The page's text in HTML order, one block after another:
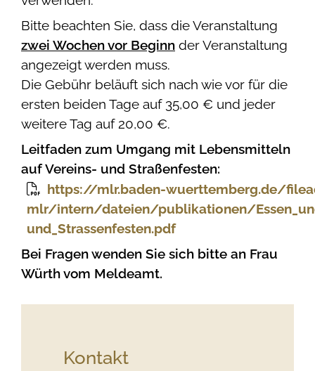
Bitte beachten Sie, dass die Veranstaltung
zwei Wochen vor Beginn der Veranstaltung
angezeigt werden muss.
Die Gebühr beläuft sich nach wie vor für die
ersten beiden Tage auf 35,00 € und jeder
weitere Tag auf 20,00 €.
Leitfaden zum Umgang mit Lebensmitteln
auf Vereins- und Straßenfesten:
https://mlr.baden-wuerttemberg.de/
mlr/intern/dateien/publikationen/
und_Strassenfesten.pdf
Bei Fragen wenden Sie sich bitte an Frau
Würth vom Meldeamt.
Kontakt